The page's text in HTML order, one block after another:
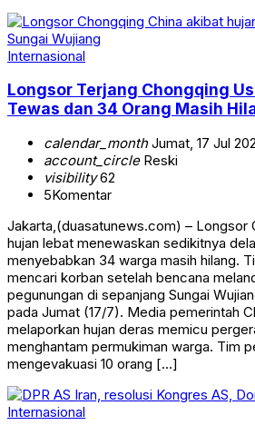
Internasional
Longsor Terjang Chongqing
Tewas dan 34 Orang Masih
calendar_monthJumat, 17 Jul
account_circleReski
visibility62
5Komentar
Jakarta,(duasatunews.com) – Longsor
hujan lebat menewaskan sedikitnya
menyebabkan 34 warga masih hilang.
mencari korban setelah bencana
pegunungan di sepanjang Sungai
pada Jumat (17/7). Media pemerintah
melaporkan hujan deras memicu
menghantam permukiman warga. Tim
mengevakuasi 10 orang […]
Internasional